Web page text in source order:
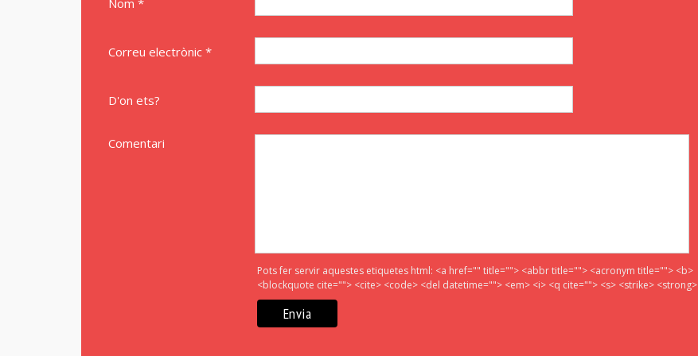
Correu electrònic *
D'on ets?
Comentari
Pots fer servir aquestes etiquetes html: <a href="" title=""> <abbr title=""> <acronym title=""> <b>
<blockquote cite=""> <cite> <code> <del datetime=""> <em> <i> <q cite=""> <s> <strike> <strong>